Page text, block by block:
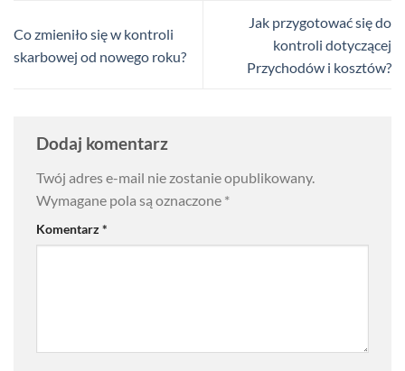
Co zmieniło się w kontroli
skarbowej od nowego roku?
Jak przygotować się do
kontroli dotyczącej
Przychodów i kosztów?
Dodaj komentarz
Twój adres e-mail nie zostanie opublikowany.
Wymagane pola są oznaczone *
Komentarz*